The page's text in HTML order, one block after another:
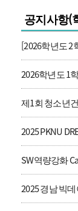
공지사항(
[2026학년도 2학기] 재학생 교내 특
청 안내
2026학년도 1
내
제1회 청소년
대회 및 학술행
2025 PKNU
SW역량강화
2025 경남 빅